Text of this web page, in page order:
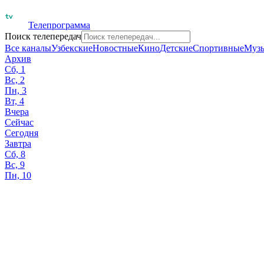
Телепрограмма
Поиск телепередач
Все каналыУзбекскиеНовостныеКиноДетскиеСпортивные
Архив
Сб, 1
Вс, 2
Пн, 3
Вт, 4
Вчера
Сейчас
Сегодня
Завтра
Сб, 8
Вс, 9
Пн, 10